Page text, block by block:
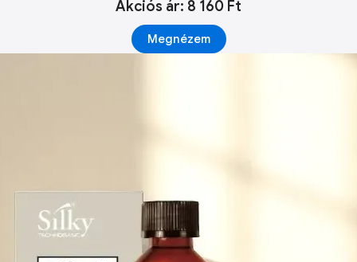
Akciós ár: 8 160 Ft
Megnézem